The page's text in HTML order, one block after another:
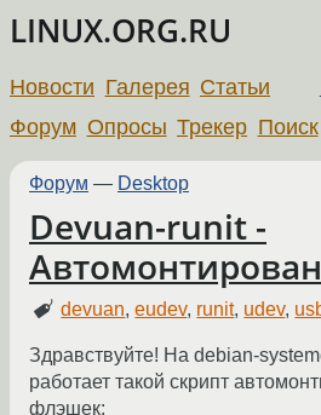
LINUX.ORG.RU
Новости Галерея Статьи
Форум Опросы Трекер Поиск
Форум — Desktop
Devuan-runit -
devuan,eudev, runit, udev,
Здравствуйте! На debian-
работает такой скрипт
флэшек: